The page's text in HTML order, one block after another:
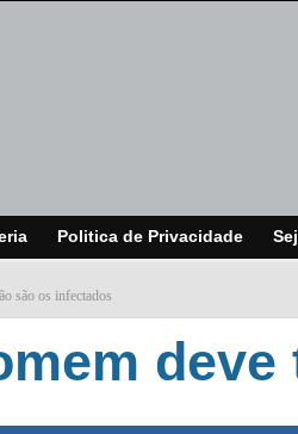
Politica de Privacidade
são os infectados